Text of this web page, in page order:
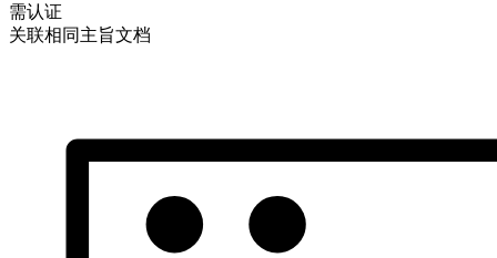
需认证
关联相同主旨文档